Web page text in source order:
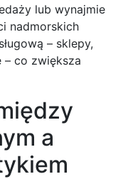
lub wynajmie
nadmorskich
– sklepy,
– co zwiększa
a